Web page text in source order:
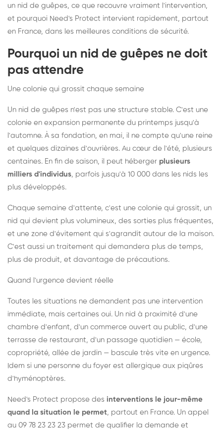
un nid de guêpes, ce que recouvre vraiment l'intervention,
et pourquoi Need's Protect intervient rapidement, partout
en France, dans les meilleures conditions de sécurité.
Pourquoi un nid de guêpes ne doit
pas attendre
Une colonie qui grossit chaque semaine
Un nid de guêpes n'est pas une structure stable. C'est une
colonie en expansion permanente du printemps jusqu'à
l'automne. À sa fondation, en mai, il ne compte qu'une reine
et quelques dizaines d'ouvrières. Au cœur de l'été, plusieurs
centaines. En fin de saison, il peut héberger plusieurs
milliers d'individus, parfois jusqu'à 10 000 dans les nids les
plus développés.
Chaque semaine d'attente, c'est une colonie qui grossit, un
nid qui devient plus volumineux, des sorties plus fréquentes,
et une zone d'évitement qui s'agrandit autour de la maison.
C'est aussi un traitement qui demandera plus de temps,
plus de produit, et davantage de précautions.
Quand l'urgence devient réelle
Toutes les situations ne demandent pas une intervention
immédiate, mais certaines oui. Un nid à proximité d'une
chambre d'enfant, d'un commerce ouvert au public, d'une
terrasse de restaurant, d'un passage quotidien — école,
copropriété, allée de jardin — bascule très vite en urgence.
Idem si une personne du foyer est allergique aux piqûres
d'hyménoptères.
Need's Protect propose des interventions le jour-même
quand la situation le permet, partout en France. Un appel
au 09 78 23 23 23 permet de qualifier la demande et